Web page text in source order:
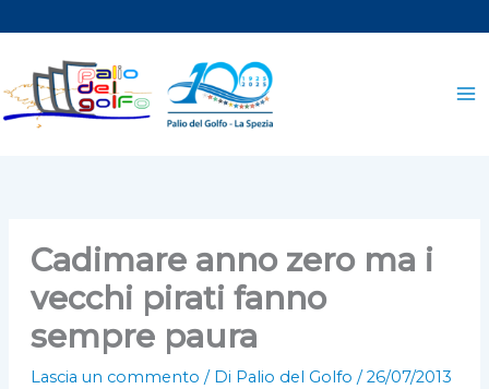
al
contenuto
Cadimare anno zero ma i
vecchi pirati fanno
sempre paura
Lascia un commento / Di Palio del Golfo /26/07/2013